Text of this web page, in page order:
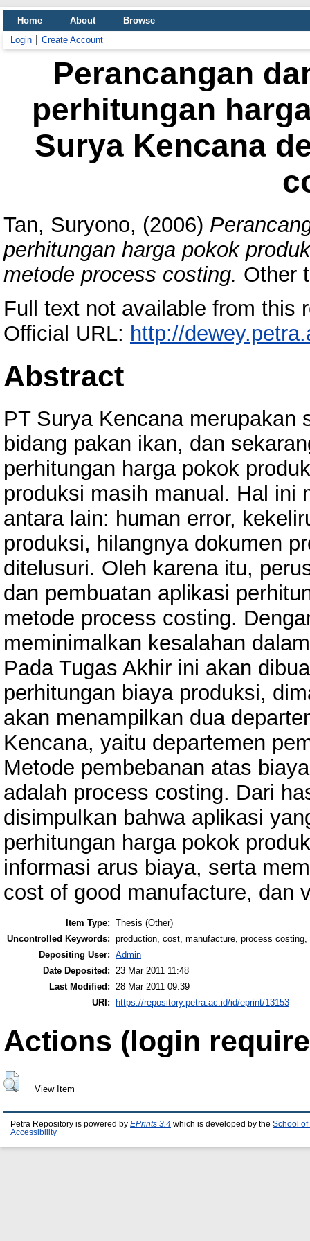
Home About
Browse
Login
Create Account
Perancangan
perhitungan
Surya Kencana
Tan, Suryono, (2006)
perhitungan harga pokok
metode process costing. Other
Full text not available from this
Official URL: http://
Abstract
PT Surya Kencana merupakan
bidang pakan ikan, dan
perhitungan harga pokok
produksi masih manual. Hal ini
antara lain: human error,
produksi, hilangnya dokumen
ditelusuri. Oleh karena itu,
dan pembuatan aplikasi
metode process costing.
meminimalkan kesalahan
Pada Tugas Akhir ini akan
perhitungan biaya produksi,
akan menampilkan dua
Kencana, yaitu departemen
Metode pembebanan atas
adalah process costing. Dari
disimpulkan bahwa aplikasi
perhitungan harga pokok
informasi arus biaya, serta
cost of good manufacture, dan
Item Type: Thesis (Other)
Uncontrolled Keywords: production, cost, manufacture, process costing,
Depositing User: Admin
Date Deposited:
23 Mar 2011 11:48
Last Modified:
28 Mar 2011 09:39
URI: https://repository.petra.ac.id/id/eprint/13153
Actions (login
View Item
Petra Repository is powered by EPrints 3.4 which is developed by the School of
Accessibility